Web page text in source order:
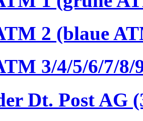
2 (blaue
3/4/5/6/7/8/
Dt. Post AG